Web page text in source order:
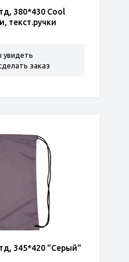
380*430 Cool
текст.ручки
увидеть
заказ
345*420 "Серый"